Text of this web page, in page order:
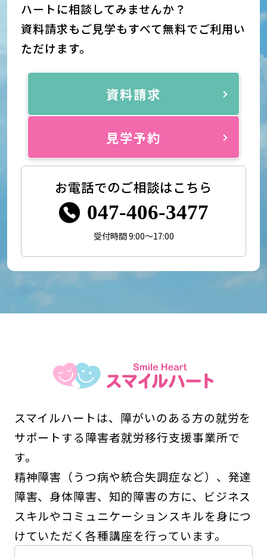
ハートに相談してみませんか？
資料請求もご見学もすべて無料でご利用い
ただけます。
資料請求
見学予約
お電話でのご相談はこちら
047-406-3477
受付時間 9:00～17:00
スマイルハートは、障がいのある方の就労を
サポートする障害者就労移行支援事業所で
す。
精神障害（うつ病や統合失調症など）、発達
障害、身体障害、知的障害の方に、ビジネス
スキルやコミュニケーションスキルを身につ
けていただく各種講座を行っています。